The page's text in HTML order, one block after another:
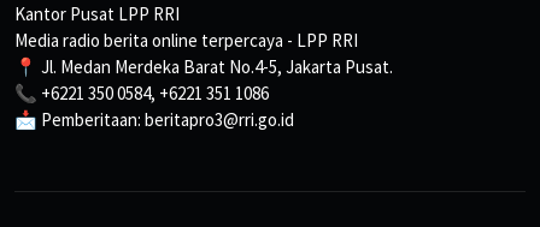
Kantor Pusat LPP RRI
Media radio berita online terpercaya - LPP RRI
📍 Jl. Medan Merdeka Barat No.4-5, Jakarta Pusat.
📞 +6221 350 0584, +6221 351 1086
📩 Pemberitaan: beritapro3@rri.go.id